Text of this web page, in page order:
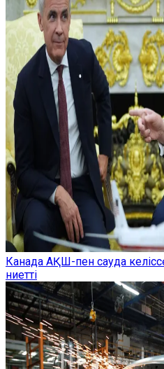
Канада АҚШ-пен сауда
ниетті